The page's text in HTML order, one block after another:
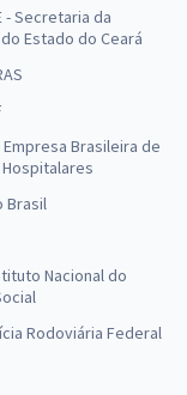
- Secretaria da
Estado do Ceará
Empresa Brasileira de
Brasil
Nacional do
Rodoviária Federal